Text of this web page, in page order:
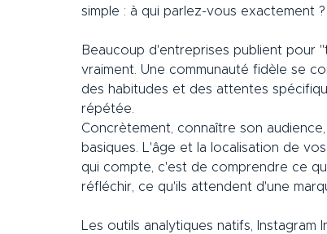
simple : à qui parlez-vous exactement ?
Beaucoup d'entreprises publient pour
vraiment. Une communauté fidèle se
des habitudes et des attentes
répétée.
Concrètement, connaître son
basiques. L'âge et la localisation de
qui compte, c'est de comprendre ce
réfléchir, ce qu'ils attendent d'une
Les outils analytiques natifs, Instagram